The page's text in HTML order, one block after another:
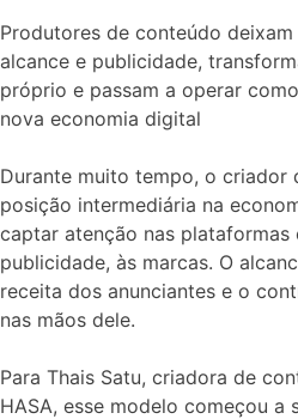
Produtores de conteúdo
alcance e publicidade,
próprio e passam a operar
nova economia digital
Durante muito tempo, o criador
posição intermediária na
captar atenção nas
publicidade, às marcas. O
receita dos anunciantes e o
nas mãos dele.
Para Thais Satu, criadora de
HASA, esse modelo começou a